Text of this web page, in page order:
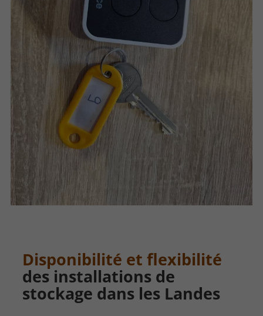
Disponibilité et flexibilité
des installations de
stockage dans les Landes